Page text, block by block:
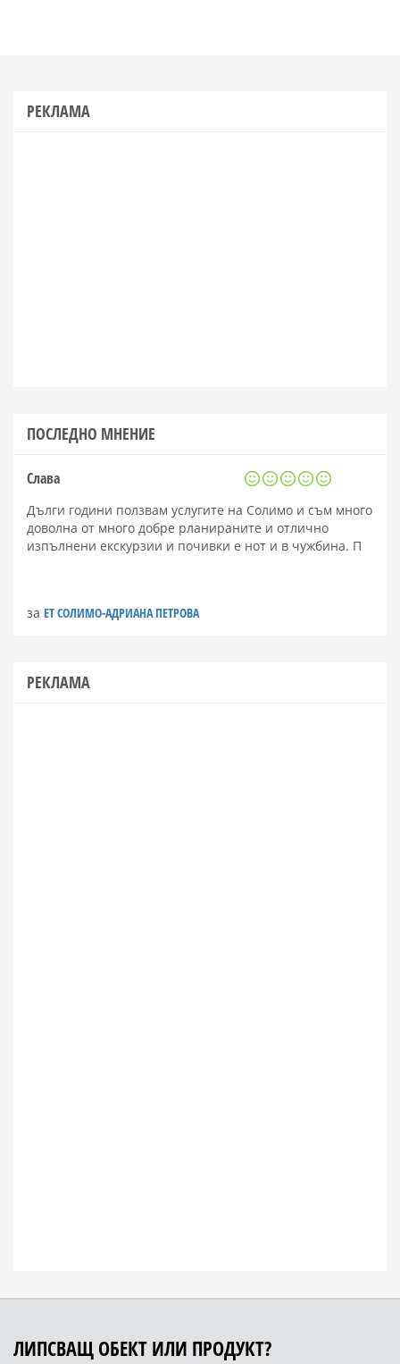
РЕКЛАМА
ПОСЛЕДНО МНЕНИЕ
Слава
Дълги години ползвам услугите на Солимо и съм много
доволна от много добре рланираните и отлично
изпълнени екскурзии и почивки е нот и в чужбина. П
за ЕТ СОЛИМО-АДРИАНА ПЕТРОВА
РЕКЛАМА
ЛИПСВАЩ ОБЕКТ ИЛИ ПРОДУКТ?